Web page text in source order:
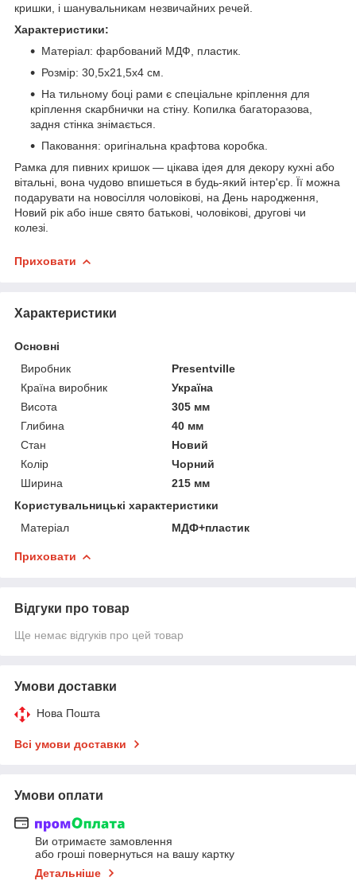
кришки, і шанувальникам незвичайних речей.
Характеристики:
Матеріал: фарбований МДФ, пластик.
Розмір: 30,5х21,5х4 см.
На тильному боці рами є спеціальне кріплення для
кріплення скарбнички на стіну. Копилка багаторазова,
задня стінка знімається.
Паковання: оригінальна крафтова коробка.
Рамка для пивних кришок — цікава ідея для декору кухні або
вітальні, вона чудово впишеться в будь-який інтер'єр. Її можна
подарувати на новосілля чоловікові, на День народження,
Новий рік або інше свято батькові, чоловікові, другові чи
колезі.
Приховати
Характеристики
Основні
Виробник
Presentville
Країна виробник
Україна
Висота
305 мм
Глибина
40 мм
Стан
Новий
Колір
Чорний
Ширина
215 мм
Користувальницькі характеристики
Матеріал
МДФ+пластик
Приховати
Відгуки про товар
Ще немає відгуків про цей товар
Умови доставки
Нова Пошта
Всі умови доставки
Умови оплати
Ви отримаєте замовлення
або гроші повернуться на вашу картку
Детальніше